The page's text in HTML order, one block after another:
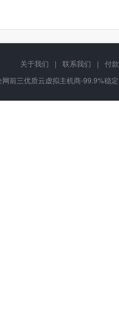
关于我们 | 联系我们 |
付
前三优质云虚拟主机商-99.9%稳